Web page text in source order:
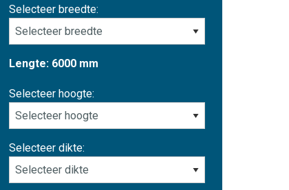
Selecteer breedte:
Lengte: 6000 mm
Selecteer hoogte:
Selecteer dikte: